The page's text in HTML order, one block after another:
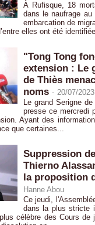
À Rufisque, 18
dans le naufrage au
embarcation de
elles ont été
"Tong Tong
extension : Le
de Thiès
noms - 20/07/2023
Le grand Serigne
presse ce mercredi
Ayant des
que certaines...
Suppression
Thierno
la proposition
Hanne Abou
Ce jeudi,
dans la plus stricte
célèbre des Cours de